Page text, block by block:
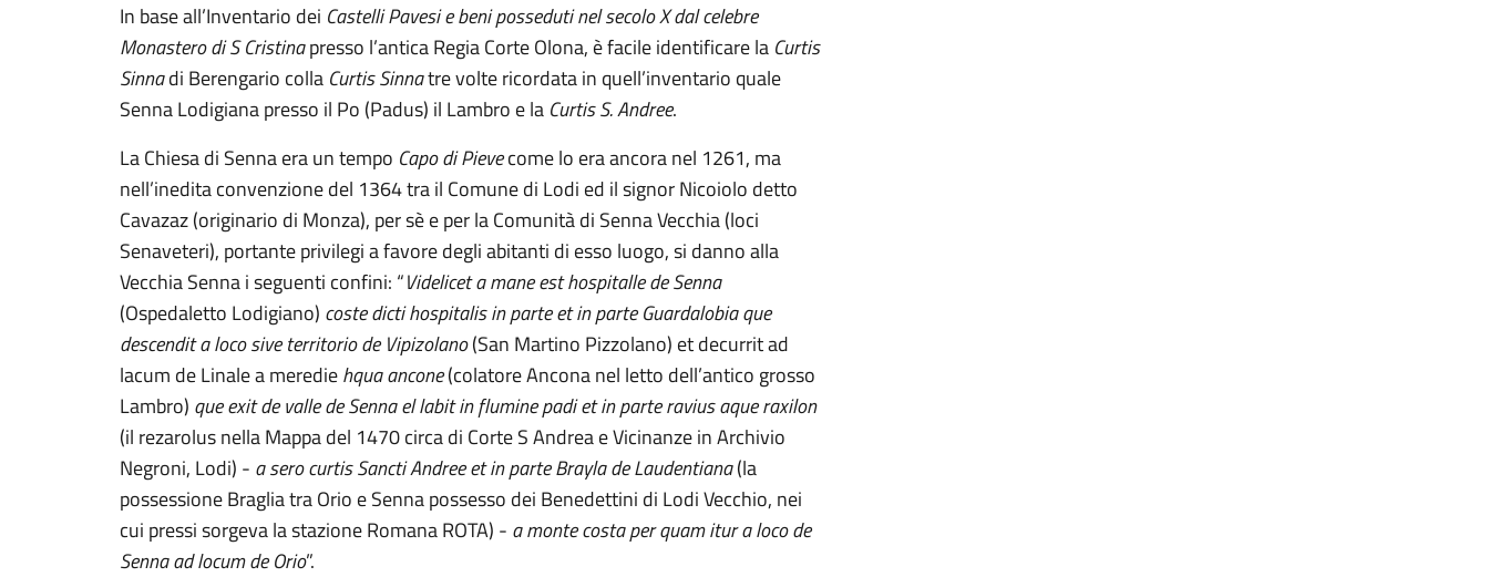
In base all’Inventario dei Castelli Pavesi e beni posseduti nel secolo X dal celebre
Monastero di S Cristinapresso l’antica Regia Corte Olona, è facile identificare la Curtis
Sinnadi Berengario colla Curtis Sinnatre volte ricordata in quell’inventario quale
Senna Lodigiana presso il Po (Padus) il Lambro e la Curtis S. Andree.
La Chiesa di Senna era un tempo Capo di Pievecome lo era ancora nel 1261, ma
nell’inedita convenzione del 1364 tra il Comune di Lodi ed il signor Nicoiolo detto
Cavazaz (originario di Monza), per sè e per la Comunità di Senna Vecchia (loci
Senaveteri), portante privilegi a favore degli abitanti di esso luogo, si danno alla
Vecchia Senna i seguenti confini: “Videlicet a mane est hospitalle de Senna
(Ospedaletto Lodigiano) coste dicti hospitalis in parte et in parte Guardalobia que
descendit a loco sive territorio de Vipizolano(San Martino Pizzolano) et decurrit ad
lacum de Linale a merediehqua ancone(colatore Ancona nel letto dell’antico grosso
Lambro) que exit de valle de Senna el labit in flumine padi et in parte ravius aque raxilon
(il rezarolus nella Mappa del 1470 circa di Corte S Andrea e Vicinanze in Archivio
Negroni, Lodi) - a sero curtis Sancti Andree et in parte Brayla de Laudentiana(la
possessione Braglia tra Orio e Senna possesso dei Benedettini di Lodi Vecchio, nei
cui pressi sorgeva la stazione Romana ROTA) - a monte costa per quam itur a loco de
Senna ad locum de Orio”.